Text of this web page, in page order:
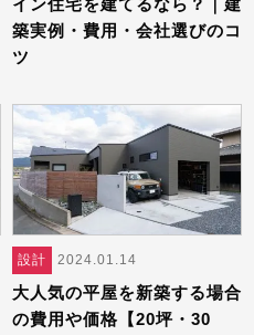
築実例・費用・会社選びのコ
ツ
設計 2024.01.14
大人気の平屋を新築する場合
の費用や価格【20坪・30